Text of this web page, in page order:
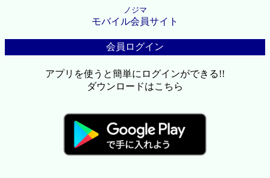
ノジマ
モバイル会員サイト
会員ログイン
アプリを使うと簡単にログインができる!!
ダウンロードはこちら